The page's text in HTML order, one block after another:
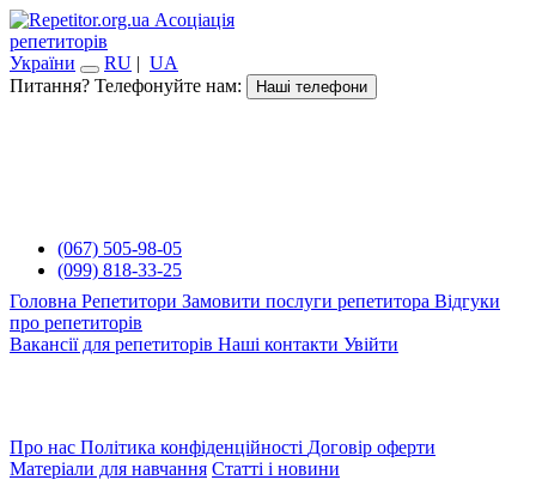
Асоціація
репетиторів
України
RU | UA
Питання? Телефонуйте нам:
Наші телефони
(067) 505-98-05
(099) 818-33-25
Головна Репетитори Замовити послуги репетитора Відгуки
про репетиторів
Вакансії для репетиторів Наші контакти Увійти
Про нас Політика конфіденційності Договір оферти
Матеріали для навчання Статті і новини